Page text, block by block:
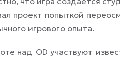
проект попыткой
игрового опыта.
над OD участвуют